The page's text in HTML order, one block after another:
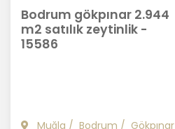
Bodrum gökpınar 2.944
m2 satılık zeytinlik -
15586
Muğla / Bodrum / Gökpınar